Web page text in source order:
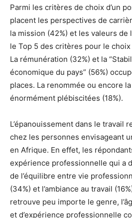
Parmi les critères de choix d’un
placent les perspectives de
la mission (42%) et les valeurs de
le Top 5 des critères pour le choix
La rémunération (32%) et la
économique du pays” (56%)
places. La renommée ou encore
énormément plébiscitées (18%).
L’épanouissement dans le travail
chez les personnes envisageant
en Afrique. En effet, les
expérience professionnelle qui a
de l’équilibre entre vie
(34%) et l’ambiance au travail
retrouve peu importe le genre,
et d’expérience professionnelle